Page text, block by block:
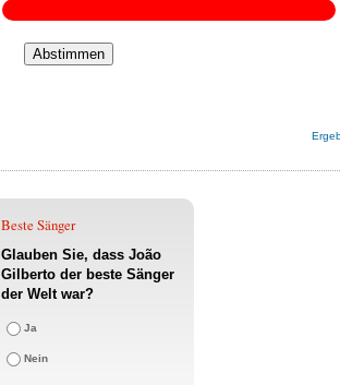
Beste Sänger
Glauben Sie, dass João
Gilberto der beste Sänger
der Welt war?
Ja
Nein